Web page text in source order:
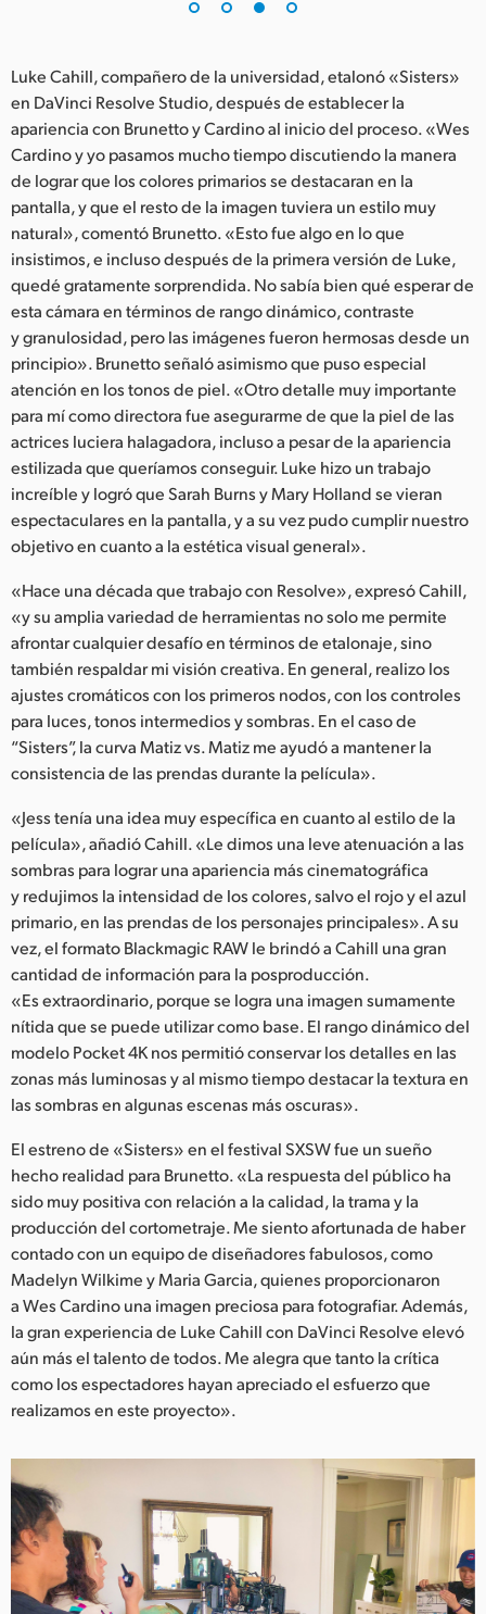
Luke Cahill, compañero de la universidad, etalonó «Sisters»
en DaVinci Resolve Studio, después de establecer la
apariencia con Brunetto y Cardino al inicio del proceso. «Wes
Cardino y yo pasamos mucho tiempo discutiendo la manera
de lograr que los colores primarios se destacaran en la
pantalla, y que el resto de la imagen tuviera un estilo muy
natural», comentó Brunetto. «Esto fue algo en lo que
insistimos, e incluso después de la primera versión de Luke,
quedé gratamente sorprendida. No sabía bien qué esperar de
esta cámara en términos de rango dinámico, contraste
y granulosidad, pero las imágenes fueron hermosas desde un
principio». Brunetto señaló asimismo que puso especial
atención en los tonos de piel. «Otro detalle muy importante
para mí como directora fue asegurarme de que la piel de las
actrices luciera halagadora, incluso a pesar de la apariencia
estilizada que queríamos conseguir. Luke hizo un trabajo
increíble y logró que Sarah Burns y Mary Holland se vieran
espectaculares en la pantalla, y a su vez pudo cumplir nuestro
objetivo en cuanto a la estética visual general».
«Hace una década que trabajo con Resolve», expresó Cahill,
«y su amplia variedad de herramientas no solo me permite
afrontar cualquier desafío en términos de etalonaje, sino
también respaldar mi visión creativa. En general, realizo los
ajustes cromáticos con los primeros nodos, con los controles
para luces, tonos intermedios y sombras. En el caso de
“Sisters”, la curva Matiz vs. Matiz me ayudó a mantener la
consistencia de las prendas durante la película».
«Jess tenía una idea muy específica en cuanto al estilo de la
película», añadió Cahill. «Le dimos una leve atenuación a las
sombras para lograr una apariencia más cinematográfica
y redujimos la intensidad de los colores, salvo el rojo y el azul
primario, en las prendas de los personajes principales». A su
vez, el formato Blackmagic RAW le brindó a Cahill una gran
cantidad de información para la posproducción.
«Es extraordinario, porque se logra una imagen sumamente
nítida que se puede utilizar como base. El rango dinámico del
modelo Pocket 4K nos permitió conservar los detalles en las
zonas más luminosas y al mismo tiempo destacar la textura en
las sombras en algunas escenas más oscuras».
El estreno de «Sisters» en el festival SXSW fue un sueño
hecho realidad para Brunetto. «La respuesta del público ha
sido muy positiva con relación a la calidad, la trama y la
producción del cortometraje. Me siento afortunada de haber
contado con un equipo de diseñadores fabulosos, como
Madelyn Wilkime y Maria Garcia, quienes proporcionaron
a Wes Cardino una imagen preciosa para fotografiar. Además,
la gran experiencia de Luke Cahill con DaVinci Resolve elevó
aún más el talento de todos. Me alegra que tanto la crítica
como los espectadores hayan apreciado el esfuerzo que
realizamos en este proyecto».